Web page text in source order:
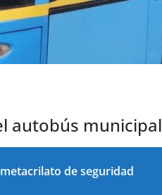
autobús municipal
de seguridad